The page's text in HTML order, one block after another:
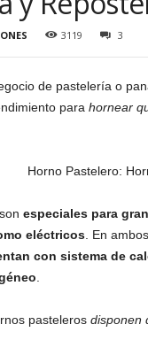
3119 3
de pastelería o
para hornear
especiales para
eléctricos. En
con sistema de
pasteleros disponen